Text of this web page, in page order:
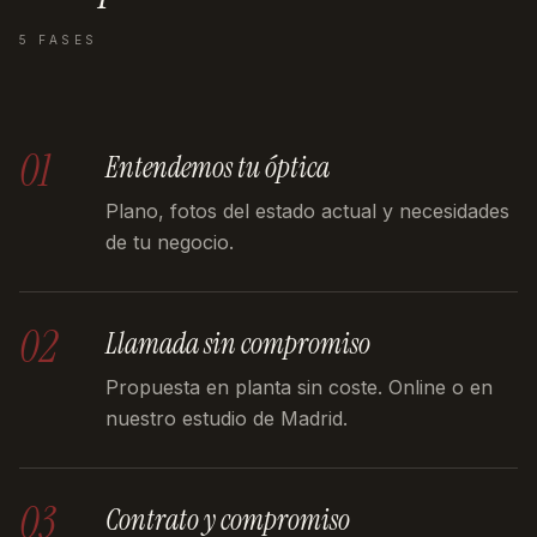
5 FASES
01 Entendemos tu óptica
Plano, fotos del estado actual y necesidades
de tu negocio.
02 Llamada sin compromiso
Propuesta en planta sin coste. Online o en
nuestro estudio de Madrid.
03 Contrato y compromiso